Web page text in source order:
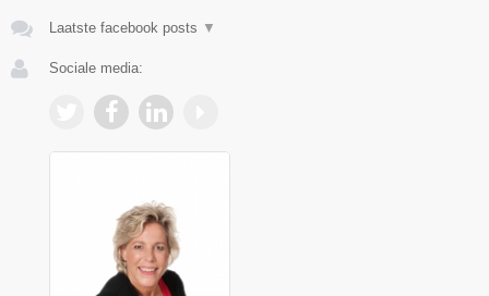
Laatste facebook posts ▼
Sociale media: